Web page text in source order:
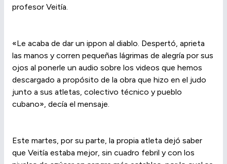
profesor Veitía.
«Le acaba de dar un ippon al diablo. Despertó, aprieta
las manos y corren pequeñas lágrimas de alegría por sus
ojos al ponerle un audio sobre los videos que hemos
descargado a propósito de la obra que hizo en el judo
junto a sus atletas, colectivo técnico y pueblo
cubano», decía el mensaje.
Este martes, por su parte, la propia atleta dejó saber
que Veitía estaba mejor, sin cuadro febril y con los